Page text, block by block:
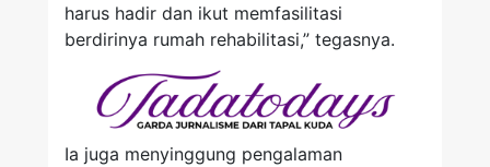
harus hadir dan ikut memfasilitasi
berdirinya rumah rehabilitasi,” tegasnya.
Ia juga menyinggung pengalaman